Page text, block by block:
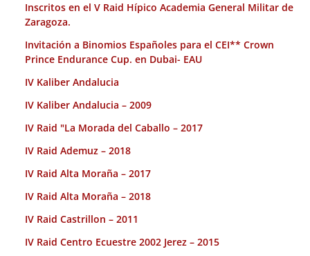
Inscritos en el V Raid Hípico Academia General Militar de
Zaragoza.
Invitación a Binomios Españoles para el CEI** Crown
Prince Endurance Cup. en Dubai- EAU
IV Kaliber Andalucia
IV Kaliber Andalucia – 2009
IV Raid "La Morada del Caballo – 2017
IV Raid Ademuz – 2018
IV Raid Alta Moraña – 2017
IV Raid Alta Moraña – 2018
IV Raid Castrillon – 2011
IV Raid Centro Ecuestre 2002 Jerez – 2015